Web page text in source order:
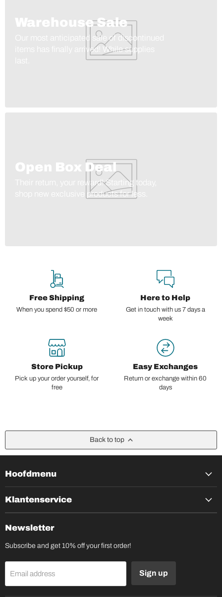
Warehouse Sale
Our most anticipated sale of discontinued
items has finally arrived! While supplies
Open Box Deal
Their return, your reward! Starting today,
shop new exclusive products for less.
Free Shipping
When you spend $50 or more
Here to Help
Get in touch with us 7 days a
week
Store Pickup
Pick up your order yourself, for
free
Easy Exchanges
Return or exchange within 60
days
Back to top
Hoofdmenu
Klantenservice
Newsletter
Subscribe and get 10% off your first order!
Email address Sign up